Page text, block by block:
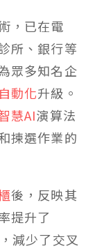
，已在電
所、銀行等
眾多知名企
動化升級。
慧AI演算法
揀選作業的
後，反映其
提升了
減少了交叉